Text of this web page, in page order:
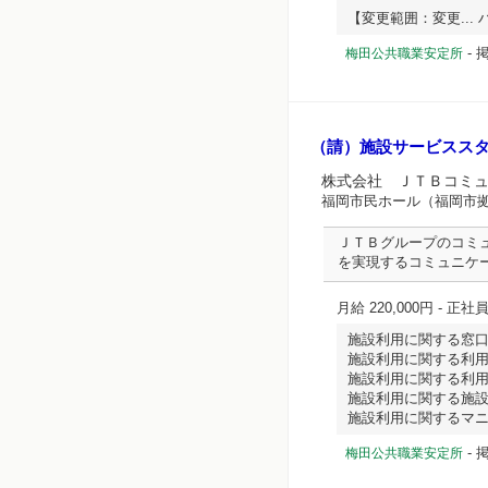
【変更範囲：変更...
梅田公共職業安定所 -
（請）施設サービスス
株式会社 ＪＴＢコミ
福岡市民ホール（福岡市
ＪＴＢグループのコ
を実現するコミュニケ
月給 220,000円 - 正社
施設利用に関する窓
施設利用に関する利
施設利用に関する利
施設利用に関する施
施設利用に関するマ
梅田公共職業安定所 -